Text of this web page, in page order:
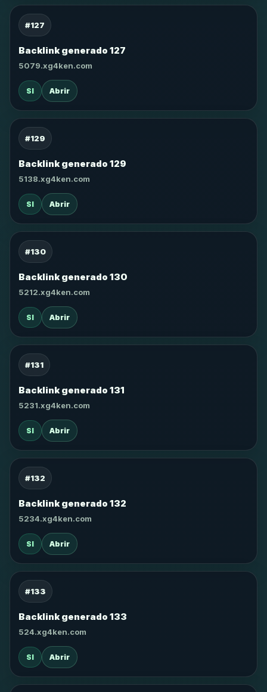
#127
Backlink generado 127
5079.xg4ken.com
SI Abrir
#129
Backlink generado 129
5138.xg4ken.com
SI Abrir
#130
Backlink generado 130
5212.xg4ken.com
SI Abrir
#131
Backlink generado 131
5231.xg4ken.com
SI Abrir
#132
Backlink generado 132
5234.xg4ken.com
SI Abrir
#133
Backlink generado 133
524.xg4ken.com
SI Abrir